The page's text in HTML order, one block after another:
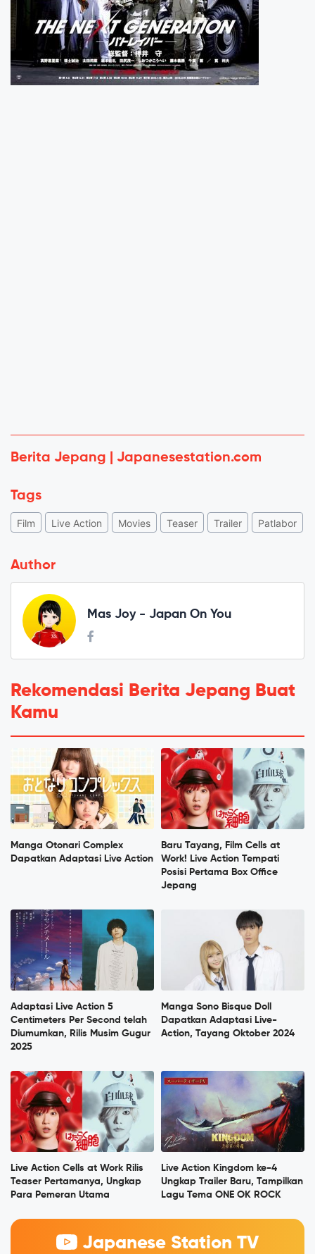
Berita Jepang | Japanesestation.com
Tags
Film Live Action Movies Teaser Trailer Patlabor
Author
Mas Joy - Japan On You
Rekomendasi Berita Jepang Buat
Kamu
Manga Otonari Complex
Dapatkan Adaptasi Live Action
Baru Tayang, Film Cells at
Work! Live Action Tempati
Posisi Pertama Box Office
Jepang
Adaptasi Live Action 5
Centimeters Per Second telah
Diumumkan, Rilis Musim Gugur
2025
Manga Sono Bisque Doll
Dapatkan Adaptasi Live-
Action, Tayang Oktober 2024
Live Action Cells at Work Rilis
Teaser Pertamanya, Ungkap
Para Pemeran Utama
Live Action Kingdom ke-4
Ungkap Trailer Baru, Tampilkan
Lagu Tema ONE OK ROCK
Japanese Station TV